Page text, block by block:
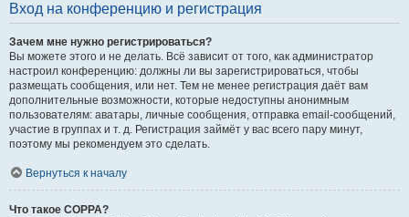
Вход на конференцию и регистрация
Зачем мне нужно регистрироваться?
Вы можете этого и не делать. Всё зависит от того, как администратор
настроил конференцию: должны ли вы зарегистрироваться, чтобы
размещать сообщения, или нет. Тем не менее регистрация даёт вам
дополнительные возможности, которые недоступны анонимным
пользователям: аватары, личные сообщения, отправка email-сообщений,
участие в группах и т. д. Регистрация займёт у вас всего пару минут,
поэтому мы рекомендуем это сделать.
Вернуться к началу
Что такое COPPA?